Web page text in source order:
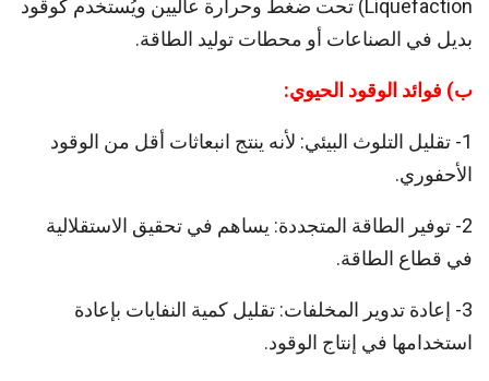
Liquefaction) تحت ضغط وحرارة عاليين ويُستخدم كوقود
بديل في الصناعات أو محطات توليد الطاقة.
ب) فوائد الوقود الحيوي:
1- تقليل التلوث البيئي: لأنه ينتج انبعاثات أقل من الوقود
الأحفوري.
2- توفير الطاقة المتجددة: يساهم في تحقيق الاستقلالية
في قطاع الطاقة.
3- إعادة تدوير المخلفات: تقليل كمية النفايات بإعادة
استخدامها في إنتاج الوقود.